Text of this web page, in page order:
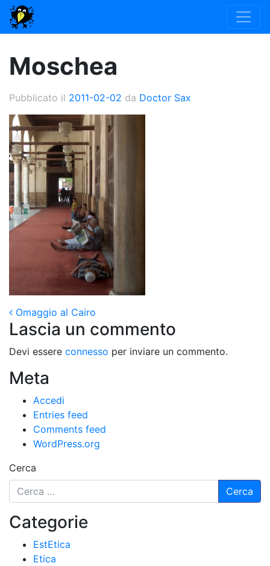
Moschea
Pubblicato il 2011-02-02 da Doctor Sax
Post navigation
Omaggio al Cairo
Lascia un commento
Devi essere connesso per inviare un commento.
Meta
Accedi
Entries feed
Comments feed
WordPress.org
Cerca
Categorie
EstEtica
Etica